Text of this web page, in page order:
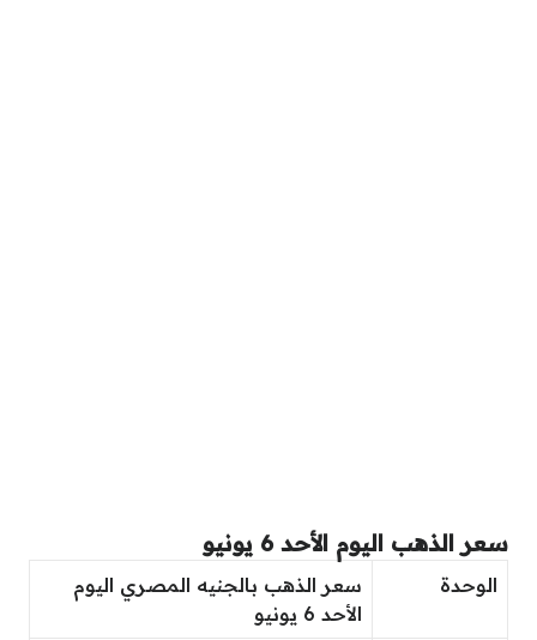
سعر الذهب اليوم الأحد 6 يونيو
الوحدة
سعر الذهب بالجنيه المصري اليوم
الأحد 6 يونيو